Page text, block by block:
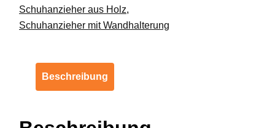
Schuhanzieher aus Holz,
Schuhanzieher mit Wandhalterung
Beschreibung